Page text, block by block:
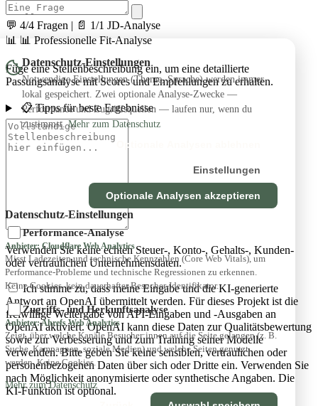
💬 4/4 Fragen
📄 1/1 JD-Analyse
📊 📊 Professionelle Fit-Analyse
Füge eine Stellenbeschreibung ein, um eine detaillierte
Passungsanalyse mit Scores und Empfehlungen zu erhalten.
📋 Tipps für beste Ergebnisse
Verwenden Sie keine echten Steuer-, Konto-, Gehalts-, Kunden-
oder vertraulichen Unternehmensdaten.
Ich stimme zu, dass meine Eingabe und die KI-generierte
Antwort an OpenAI übermittelt werden. Für dieses Projekt ist die
freiwillige Weitergabe von API-Eingaben und -Ausgaben an
OpenAI aktiviert. OpenAI kann diese Daten zur Qualitätsbewertung
sowie zur Verbesserung und zum Training seiner Modelle
verwenden. Bitte geben Sie keine sensiblen, vertraulichen oder
personenbezogenen Daten über sich oder Dritte ein. Verwenden Sie
nach Möglichkeit anonymisierte oder synthetische Angaben. Die
KI-Funktion ist optional.
Datenschutz-Einstellungen
Notwendige Einstellungen (Theme, Sprache) werden immer
lokal gespeichert. Zwei optionale Analyse-Zwecke —
Performance und Zugriffsquellen — laufen nur, wenn du
zustimmst.Mehr zum Datenschutz
Optionale Analysen ablehnen
Einstellungen
Optionale Analysen akzeptieren
Datenschutz-Einstellungen
Performance-Analyse
Anbieter: Cloudflare Web Analytics
Misst Ladezeiten und technische Kennzahlen (Core Web Vitals), um
Performance-Probleme und technische Regressionen zu erkennen.
Keine Cookies, kein dauerhafter Besucher-Identifikator.
Zugriffs- und Herkunftsanalyse
Anbieter: Ahrefs Web Analytics
Zeigt, über welche Kanäle Besucher:innen auf die Seite gelangen (z. B.
Suche, Kampagnen, soziale Medien) und welche Seiten genutzt
werden. Keine Cookies.
Mehr zum Datenschutz